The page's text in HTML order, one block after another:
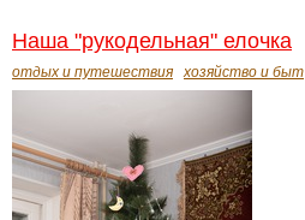
Наша "рукодельная" елочка
отдых и путешествия хозяйство и быт